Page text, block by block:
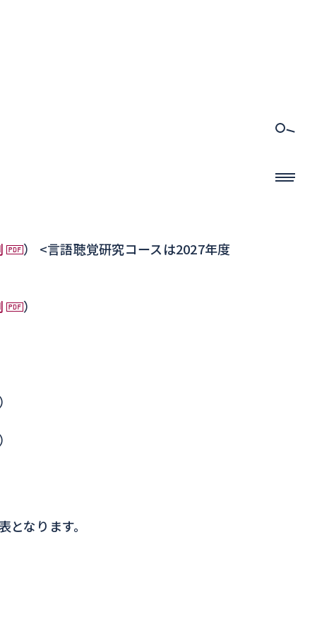
） <言語聴覚研究コースは2027年度
）
なります。